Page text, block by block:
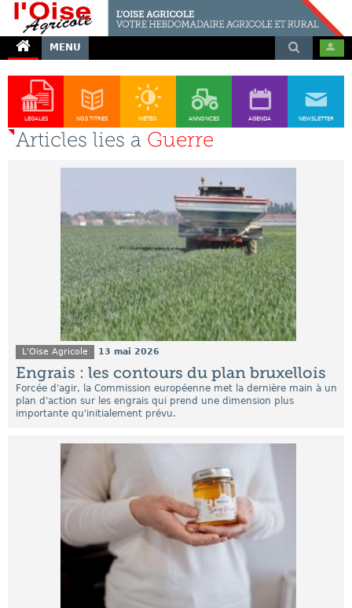
MENU
LÉGALES NOS TITRES MÉTÉO ANNONCES AGENDA NEWSLETTER
Articles lies a Guerre
L'Oise Agricole 13 mai 2026
Engrais : les contours du plan bruxellois
Forcée d'agir, la Commission européenne met la dernière main à un
plan d'action sur les engrais qui prend une dimension plus
importante qu'initialement prévu.